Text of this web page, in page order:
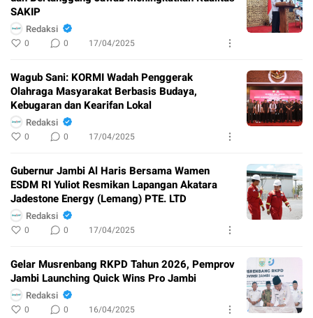
SAKIP
Redaksi
0 0 17/04/2025
Wagub Sani: KORMI Wadah Penggerak
Olahraga Masyarakat Berbasis Budaya,
Kebugaran dan Kearifan Lokal
Redaksi
0 0 17/04/2025
Gubernur Jambi Al Haris Bersama Wamen
ESDM RI Yuliot Resmikan Lapangan Akatara
Jadestone Energy (Lemang) PTE. LTD
Redaksi
0 0 17/04/2025
Gelar Musrenbang RKPD Tahun 2026, Pemprov
Jambi Launching Quick Wins Pro Jambi
Redaksi
0 0 16/04/2025